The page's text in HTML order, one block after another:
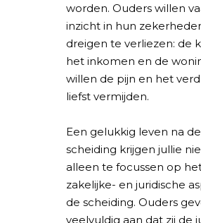
worden. Ouders willen
inzicht in hun
dreigen te verliezen: de
het inkomen en de
willen de pijn en het
liefst vermijden.
Een gelukkig leven na de
scheiding krijgen jullie
alleen te focussen op
zakelijke- en juridische
de scheiding. Ouders
veelvuldig aan dat zij de